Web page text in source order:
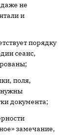
не
и
порядку
сеанс,
поля,
нужны
документа;
замечание,